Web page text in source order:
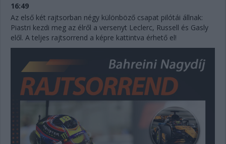
16:49
Az első két rajtsorban négy különböző csapat pilótái állnak:
Piastri kezdi meg az élről a versenyt Leclerc, Russell és Gasly
elől. A teljes rajtsorrend a képre kattintva érhető el!